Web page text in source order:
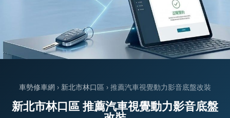
車勢修車網 › 新北市林口區 › 推薦汽車視覺動力影音底盤改裝
新北市林口區 推薦汽車視覺動力影音底盤